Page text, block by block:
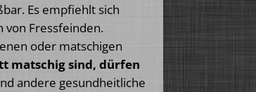
Es empfiehlt sich
von Fressfeinden.
oder matschigen
matschig sind, dürfen
andere gesundheitliche